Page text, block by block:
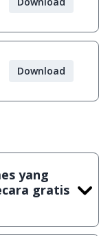
Download
yang
gratis
& games yang